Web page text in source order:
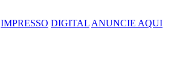
IMPRESSO DIGITAL ANUNCIE AQUI